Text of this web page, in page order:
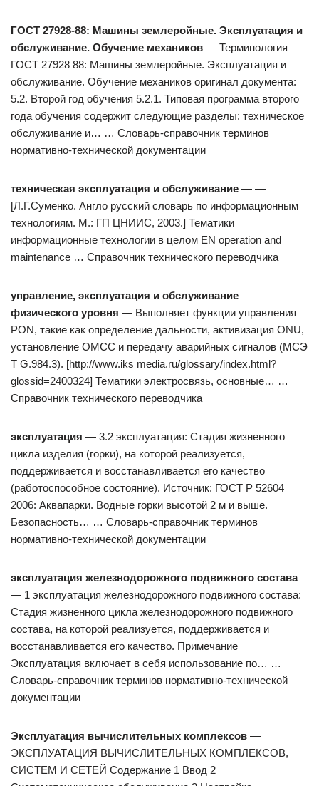
ГОСТ 27928-88: Машины землеройные. Эксплуатация и
обслуживание. Обучение механиков — Терминология
ГОСТ 27928 88: Машины землеройные. Эксплуатация и
обслуживание. Обучение механиков оригинал документа:
5.2. Второй год обучения 5.2.1. Типовая программа второго
года обучения содержит следующие разделы: техническое
обслуживание и… … Словарь-справочник терминов
нормативно-технической документации
техническая эксплуатация и обслуживание — —
[Л.Г.Суменко. Англо русский словарь по информационным
технологиям. М.: ГП ЦНИИС, 2003.] Тематики
информационные технологии в целом EN operation and
maintenance … Справочник технического переводчика
управление, эксплуатация и обслуживание
физического уровня — Выполняет функции управления
PON, такие как определение дальности, активизация ONU,
установление OMCC и передачу аварийных сигналов (МСЭ
Т G.984.3). [http://www.iks media.ru/glossary/index.html?
glossid=2400324] Тематики электросвязь, основные… …
Справочник технического переводчика
эксплуатация — 3.2 эксплуатация: Стадия жизненного
цикла изделия (горки), на которой реализуется,
поддерживается и восстанавливается его качество
(работоспособное состояние). Источник: ГОСТ Р 52604
2006: Аквапарки. Водные горки высотой 2 м и выше.
Безопасность… … Словарь-справочник терминов
нормативно-технической документации
эксплуатация железнодорожного подвижного состава
— 1 эксплуатация железнодорожного подвижного состава:
Стадия жизненного цикла железнодорожного подвижного
состава, на которой реализуется, поддерживается и
восстанавливается его качество. Примечание
Эксплуатация включает в себя использование по… …
Словарь-справочник терминов нормативно-технической
документации
Эксплуатация вычислительных комплексов —
ЭКСПЛУАТАЦИЯ ВЫЧИСЛИТЕЛЬНЫХ КОМПЛЕКСОВ,
СИСТЕМ И СЕТЕЙ Содержание 1 Ввод 2